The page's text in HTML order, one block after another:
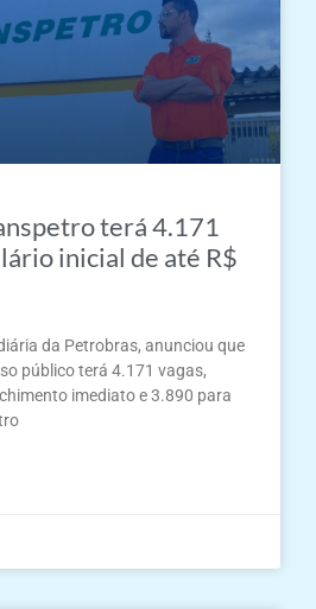
terá 4.171
inicial de até R$
da Petrobras, anunciou que
público terá 4.171 vagas,
imediato e 3.890 para